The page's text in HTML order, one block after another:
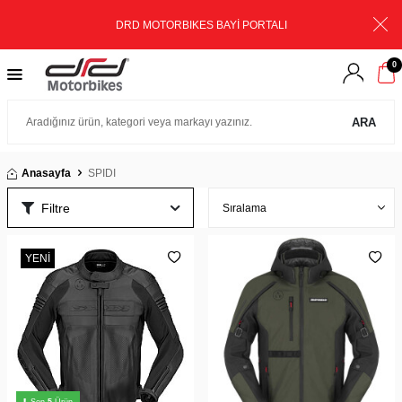
DRD MOTORBIKES BAYİ PORTALI
ARA
0
Anasayfa SPIDI
Filtre
YENI